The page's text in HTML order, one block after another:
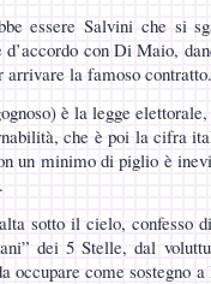
essere Salvini che si
con Di Maio,
la famoso contratto.
è la legge
che è poi la cifra
un minimo di piglio è
sotto il cielo, confesso
dei 5 Stelle, dal
occupare come sostegno